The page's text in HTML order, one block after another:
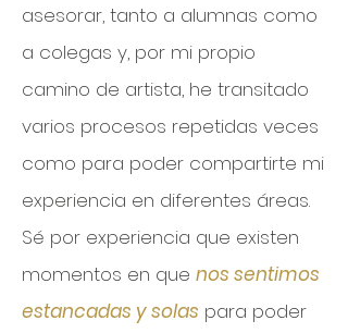
asesorar, tanto a alumnas como
a colegas y, por mi propio
camino de artista, he transitado
varios procesos repetidas veces
como para poder compartirte mi
experiencia en diferentes áreas.
Sé por experiencia que existen
momentos en que nos sentimos
estancadas y solas para poder